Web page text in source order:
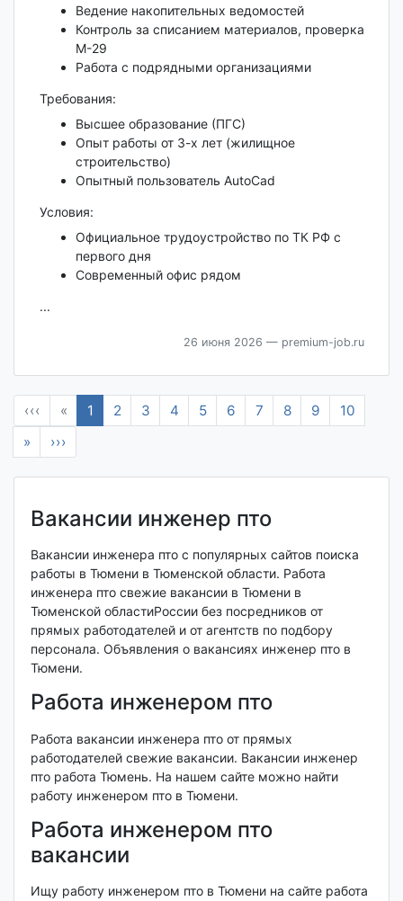
Ведение накопительных ведомостей
Контроль за списанием материалов, проверка
М-29
Работа с подрядными организациями
Требования:
Высшее образование (ПГС)
Опыт работы от 3-х лет (жилищное
строительство)
Опытный пользователь AutoCad
Условия:
Официальное трудоустройство по ТК РФ с
первого дня
Современный офис рядом
...
26 июня 2026 — premium-job.ru
‹‹‹ « 1 2 3 4 5 6 7 8 9
10
»
›››
Вакансии инженер пто
Вакансии инженера пто с популярных сайтов поиска
работы в Тюмени в Тюменской области. Работа
инженера пто свежие вакансии в Тюмени в
Тюменской областиРоссии без посредников от
прямых работодателей и от агентств по подбору
персонала. Объявления о вакансиях инженер пто в
Тюмени.
Работа инженером пто
Работа вакансии инженера пто от прямых
работодателей свежие вакансии. Вакансии инженер
пто работа Тюмень. На нашем сайте можно найти
работу инженером пто в Тюмени.
Работа инженером пто
вакансии
Ищу работу инженером пто в Тюмени на сайте работа